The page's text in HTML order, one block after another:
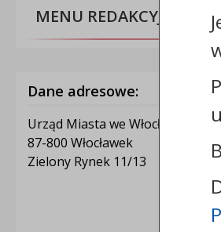
MENU REDAKCYJNE
Dane adresowe:
Urząd Miasta we Włocławku
87-800 Włocławek
Zielony Rynek 11/13